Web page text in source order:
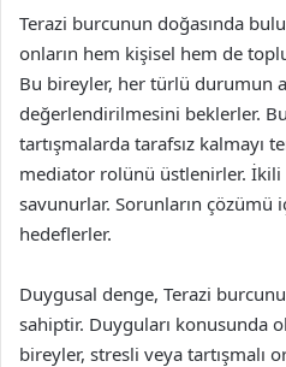
Terazi burcunun doğasında
onların hem kişisel hem de
Bu bireyler, her türlü durumun
değerlendirilmesini beklerler.
tartışmalarda tarafsız kalmayı
mediator rolünü üstlenirler. İkili
savunurlar. Sorunların çözümü
hedeflerler.
Duygusal denge, Terazi
sahiptir. Duyguları konusunda
bireyler, stresli veya tartışmalı